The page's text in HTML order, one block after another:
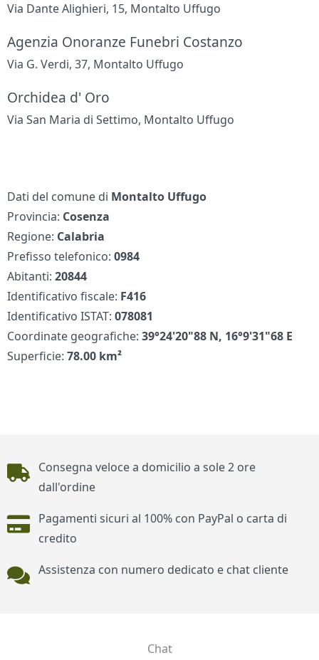
Via Dante Alighieri, 15, Montalto Uffugo
Agenzia Onoranze Funebri Costanzo
Via G. Verdi, 37, Montalto Uffugo
Orchidea d' Oro
Via San Maria di Settimo, Montalto Uffugo
Dati del comune di Montalto Uffugo
Provincia: Cosenza
Regione: Calabria
Prefisso telefonico:0984
Abitanti:20844
Identificativo fiscale: F416
Identificativo ISTAT:078081
Coordinate geografiche:39°24'20"88 N, 16°9'31"68 E
Superficie:78.00 km²
Piè di pagina
Consegna veloce a domicilio a sole 2 ore
dall'ordine
Pagamenti sicuri al 100% con PayPal o carta di
credito
Assistenza con numero dedicato e chat cliente
Chat